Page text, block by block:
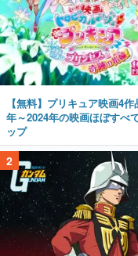
【無料】プリキュア映画4
年～2024年の映画ほぼすべ
ップ
2